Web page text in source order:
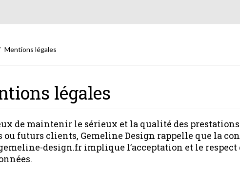
Mentions légales
légales
de maintenir le sérieux et la qualité des
ou futurs clients, Gemeline Design rappelle que la
design.fr implique l’acceptation et le respect